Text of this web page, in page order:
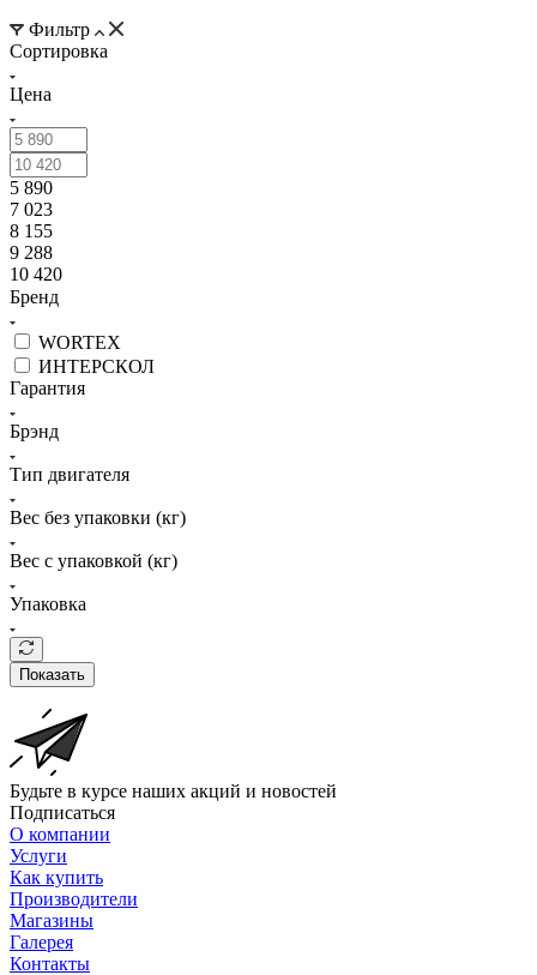
Фильтр
Сортировка
Цена
5 890
7 023
8 155
9 288
10 420
Бренд
WORTEX
ИНТЕРСКОЛ
Гарантия
Брэнд
Тип двигателя
Вес без упаковки (кг)
Вес с упаковкой (кг)
Упаковка
Показать
Будьте в курсе наших акций и новостей
Подписаться
О компании
Услуги
Как купить
Производители
Магазины
Галерея
Контакты